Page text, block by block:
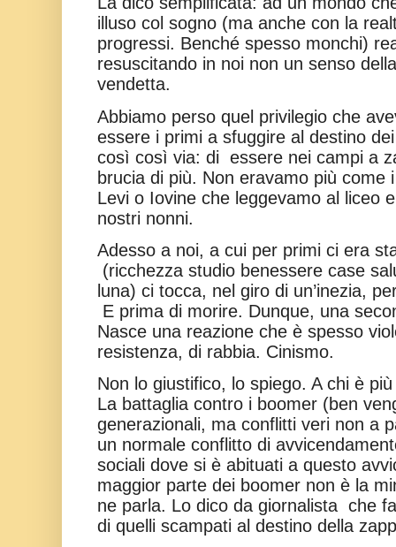
illuso col sogno (ma anche con la
progressi. Benché spesso monchi)
resuscitando in noi non un senso
vendetta.
Abbiamo perso quel privilegio che
essere i primi a sfuggire al destino
così così via: di essere nei campi a
brucia di più. Non eravamo più come
Levi o Iovine che leggevamo al liceo
nostri nonni.
Adesso a noi, a cui per primi ci era
(ricchezza studio benessere case
luna) ci tocca, nel giro di un’inezia,
E prima di morire. Dunque, una
Nasce una reazione che è spesso
resistenza, di rabbia. Cinismo.
Non lo giustifico, lo spiego. A chi è
La battaglia contro i boomer (ben
generazionali, ma conflitti veri non a
un normale conflitto di
sociali dove si è abituati a questo
maggior parte dei boomer non è la
ne parla. Lo dico da giornalista che
di quelli scampati al destino della